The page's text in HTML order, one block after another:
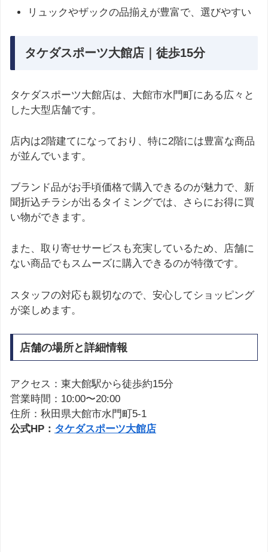
リュックやザックの品揃えが豊富で、選びやすい
タケダスポーツ大館店｜徒歩15分
タケダスポーツ大館店は、大館市水門町にある広々と
した大型店舗です。
店内は2階建てになっており、特に2階には豊富な商品
が並んでいます。
ブランド品がお手頃価格で購入できるのが魅力で、新
聞折込チラシが出るタイミングでは、さらにお得に買
い物ができます。
また、取り寄せサービスも充実しているため、店舗に
ない商品でもスムーズに購入できるのが特徴です。
スタッフの対応も親切なので、安心してショッピング
が楽しめます。
店舗の場所と詳細情報
アクセス：東大館駅から徒歩約15分
営業時間：10:00〜20:00
住所：秋田県大館市水門町5-1
公式HP： タケダスポーツ大館店